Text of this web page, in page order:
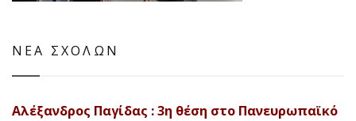
ΝΕΑ ΣΧΟΛΩΝ
Αλέξανδρος Παγίδας : 3η θέση στο Πανευρωπαϊκό